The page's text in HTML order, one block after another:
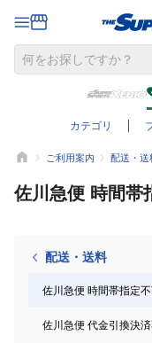
カテゴリ
ご利用案内 配送・送
佐川急便 時間帯
配送・送料
佐川急便 時間帯指定
佐川急便 代金引換決